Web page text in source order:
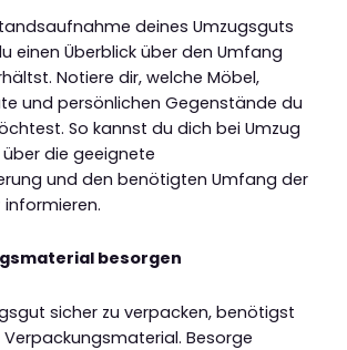
deines Umzugsguts
einen Überblick über den Umfang
Notiere dir, welche Möbel,
und persönlichen Gegenstände du
So kannst du dich bei Umzug
über die geeignete
und den benötigten Umfang der
informieren.
besorgen
sicher zu verpacken, benötigst
Besorge